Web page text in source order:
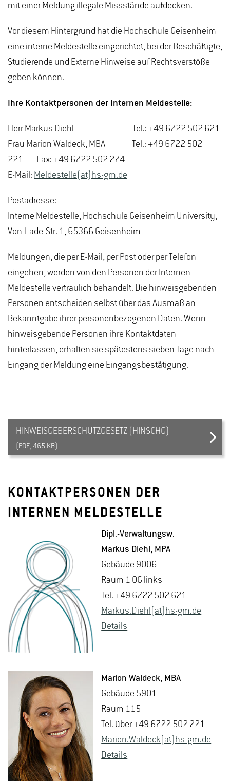
mit einer Meldung illegale Missstände aufdecken.
Vor diesem Hintergrund hat die Hochschule Geisenheim
eine interne Meldestelle eingerichtet, bei der Beschäftigte,
Studierende und Externe Hinweise auf Rechtsverstöße
geben können.
Ihre Kontaktpersonen der Internen Meldestelle:
Herr Markus Diehl Tel.: +49 6722 502 621
Frau Marion Waldeck, MBA Tel.: +49 6722 502
221 Fax: +49 6722 502 274
E-Mail: Meldestelle(at)hs-gm.de
Postadresse:
Interne Meldestelle, Hochschule Geisenheim University,
Von-Lade-Str. 1, 65366 Geisenheim
Meldungen, die per E-Mail, per Post oder per Telefon
eingehen, werden von den Personen der Internen
Meldestelle vertraulich behandelt. Die hinweisgebenden
Personen entscheiden selbst über das Ausmaß an
Bekanntgabe ihrer personenbezogenen Daten. Wenn
hinweisgebende Personen ihre Kontaktdaten
hinterlassen, erhalten sie spätestens sieben Tage nach
Eingang der Meldung eine Eingangsbestätigung.
HINWEISGEBERSCHUTZGESETZ (HINSCHG)
(PDF, 465 KB)
KONTAKTPERSONEN DER
INTERNEN MELDESTELLE
Dipl.-Ver­wal­tungsw.
Mar­kus Diehl, MPA
Ge­bäu­de 9006
Raum 1 OG links
Tel. +49 6722 502 621
Mar­kus.Diehl(at)hs-​gm.​de
De­tails
Ma­ri­on Wal­deck, MBA
Ge­bäu­de 5901
Raum 115
Tel. über +49 6722 502 221
Ma­ri­on.Wal­deck(at)hs-​gm.​de
De­tails